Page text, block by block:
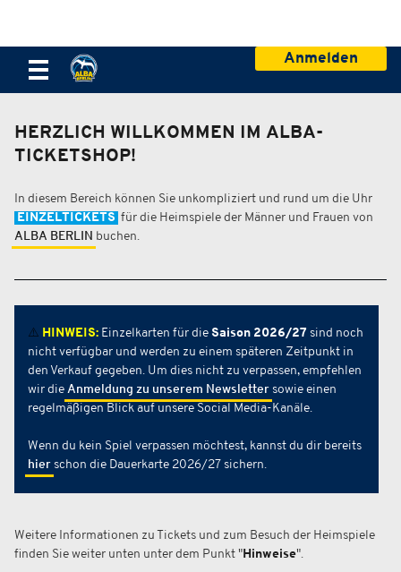
Anmelden
HERZLICH WILLKOMMEN IM ALBA-
TICKETSHOP!
In diesem Bereich können Sie unkompliziert und rund um die Uhr
EINZELTICKETS für die Heimspiele der Männer und Frauen von
ALBA BERLIN buchen.
⚠️ HINWEIS: Einzelkarten für die Saison 2026/27 sind noch
nicht verfügbar und werden zu einem späteren Zeitpunkt in
den Verkauf gegeben. Um dies nicht zu verpassen, empfehlen
wir die Anmeldung zu unserem Newsletter sowie einen
regelmäßigen Blick auf unsere Social Media-Kanäle.
Wenn du kein Spiel verpassen möchtest, kannst du dir bereits
hier schon die Dauerkarte 2026/27 sichern.
Weitere Informationen zu Tickets und zum Besuch der Heimspiele
finden Sie weiter unten unter dem Punkt "Hinweise".